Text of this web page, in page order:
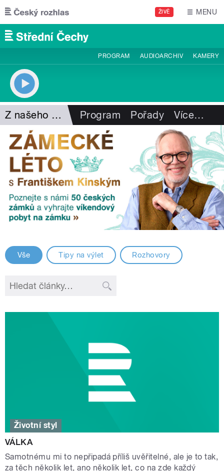
Přejít k hlavnímu obsahu
ŽIVĚ MENU
PROGRAM AUDIOARCHIV KAMERY
Z našeho vysílání Program Pořady Více…
Vše Tipy na výlet Rozhovory
Životní styl
VÁLKA
Samotnému mi to nepřipadá příliš uvěřitelné, ale je to tak,
za těch několik let, ano několik let, co na zde každý